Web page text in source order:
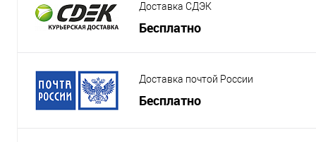
Доставка СДЭК
Бесплатно
Доставка почтой России
Бесплатно